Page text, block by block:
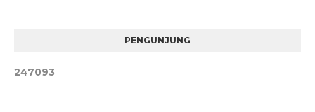
PENGUNJUNG
247093